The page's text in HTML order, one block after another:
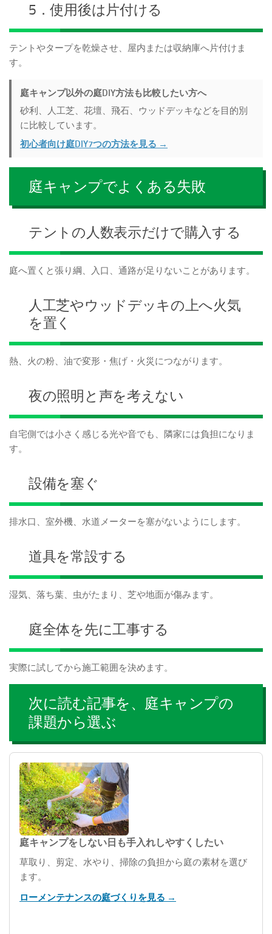
5．使用後は片付ける
テントやタープを乾燥させ、屋内または収納庫へ片付けま
す。
庭キャンプ以外の庭DIY方法も比較したい方へ
砂利、人工芝、花壇、飛石、ウッドデッキなどを目的別
に比較しています。
初心者向け庭DIY7つの方法を見る →
庭キャンプでよくある失敗
テントの人数表示だけで購入する
庭へ置くと張り綱、入口、通路が足りないことがあります。
人工芝やウッドデッキの上へ火気
を置く
熱、火の粉、油で変形・焦げ・火災につながります。
夜の照明と声を考えない
自宅側では小さく感じる光や音でも、隣家には負担になりま
す。
設備を塞ぐ
排水口、室外機、水道メーターを塞がないようにします。
道具を常設する
湿気、落ち葉、虫がたまり、芝や地面が傷みます。
庭全体を先に工事する
実際に試してから施工範囲を決めます。
次に読む記事を、庭キャンプの
課題から選ぶ
庭キャンプをしない日も手入れしやすくしたい
草取り、剪定、水やり、掃除の負担から庭の素材を選び
ます。
ローメンテナンスの庭づくりを見る →